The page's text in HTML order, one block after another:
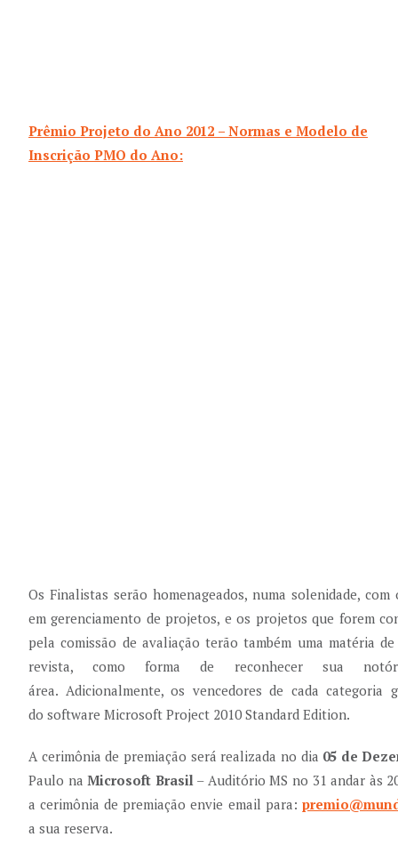
Prêmio Projeto do Ano 2012 – Normas e Modelo de
Inscrição PMO do Ano:
Os Finalistas serão homenageados, numa solenidade,
em gerenciamento de projetos, e os projetos que forem
pela comissão de avaliação terão também uma matéria
revista, como forma de reconhecer sua
área. Adicionalmente, os vencedores de cada categoria
do software Microsoft Project 2010 Standard Edition.
A cerimônia de premiação será realizada no dia 05 de
Paulo naMicrosoft Brasil– Auditório MS no 31 andar às
a cerimônia de premiação envie email para:
a sua reserva.